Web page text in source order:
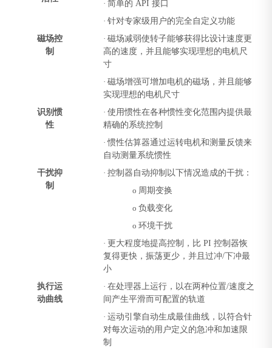
· 简单的 API 接口
· 针对专家级用户的完全自定义功能
磁场控
制
· 磁场减弱使转子能够获得比设计速度更
高的速度，并且能够实现理想的电机尺
寸
· 磁场增强可增加电机的磁场，并且能够
实现理想的电机尺寸
识别惯
性
· 使用惯性在各种惯性变化范围内提供最
精确的系统控制
·惯性估算器通过运转电机和测量反馈来
自动测量系统惯性
干扰抑
制
· 控制器自动抑制以下情况造成的干扰：
o 周期变换
o 负载变化
o 环境干扰
· 更大程度地提高控制，比 PI 控制器恢
复得更快，振荡更少，并且过冲/下冲最
小
执行运
动曲线
· 在处理器上运行，以在两种位置/速度之
间产生平滑而可配置的轨道
· 运动引擎自动生成最佳曲线，以符合针
对每次运动的用户定义的急冲和加速限
制